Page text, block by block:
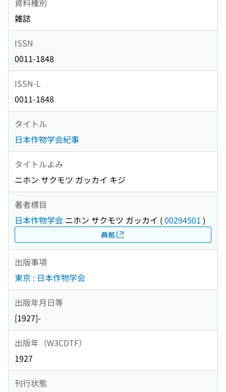
雑誌
ISSN
0011-1848
ISSN-L
0011-1848
タイトル
日本作物学会紀事
タイトルよみ
ニホン サクモツ ガッカイ キジ
著者標目
日本作物学会 ニホン サクモツ ガッカイ (00294501 )
典拠
出版事項
東京 : 日本作物学会
出版年月日等
[1927]-
出版年（W3CDTF）
1927
刊行状態